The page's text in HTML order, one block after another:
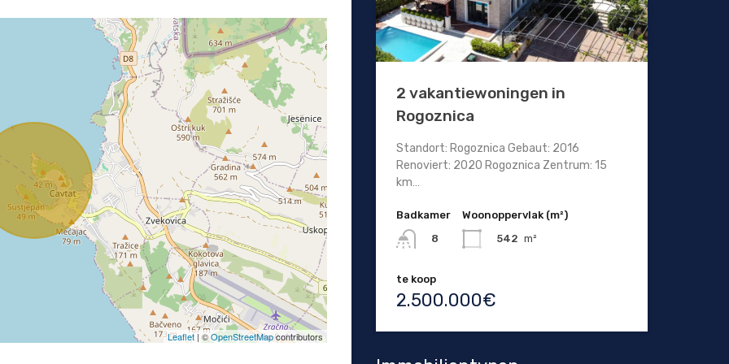
Leaflet| ©OpenStreetMapcontributors
2 vakantiewoningen in
Rogoznica
Standort: Rogoznica Gebaut: 2016
Renoviert: 2020 Rogoznica Zentrum: 15
km…
Badkamer
8
Woonoppervlak (m²)
542 m²
te koop
2.500.000€